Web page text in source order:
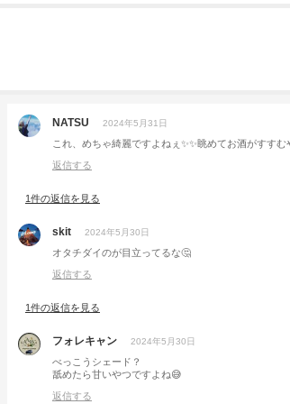
NATSU 2024年5月31日
これ、めちゃ綺麗ですよねぇ✨✨眺めてお酒がすす
返信する
1件の返信を見る
skit 2024年5月30日
オタチダイのが目立ってるな🤔
返信する
1件の返信を見る
フォレキャン 2024年5月30日
べっこうシェード？
舐めたら甘いやつですよね😅
返信する